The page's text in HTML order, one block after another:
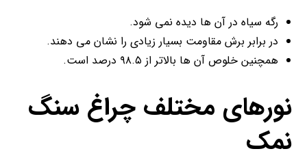
رگه سیاه در آن ها دیده نمی شود.
در برابر برش مقاومت بسیار زیادی را نشان می دهند.
همچنین خلوص آن ها بالاتر از ۹۸.۵ درصد است.
نورهای مختلف چراغ سنگ
نمک